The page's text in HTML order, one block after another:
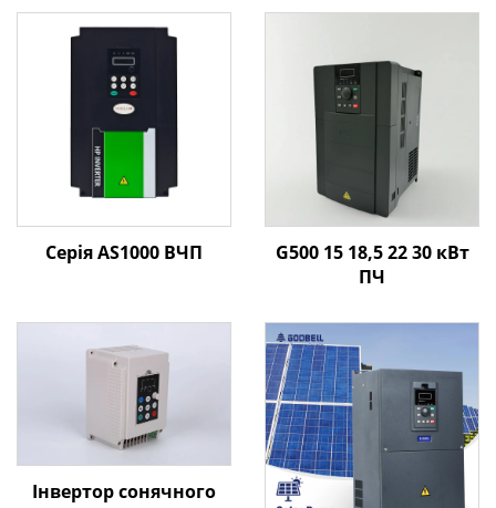
Серія AS1000 ВЧП
G500 15 18,5 22 30 кВт
ПЧ
Інвертор сонячного